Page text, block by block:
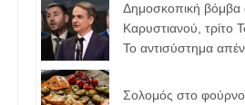
Δημοσκοπική βόμβα
Καρυστιανού, τρίτο
Το αντισύστημα
Σολομός στο